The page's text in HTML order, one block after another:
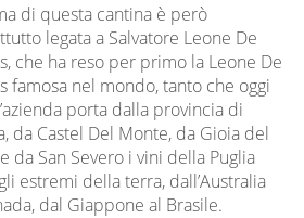
di questa cantina è però
legata a Salvatore Leone De
che ha reso per primo la Leone De
famosa nel mondo, tanto che oggi
porta dalla provincia di
da Castel Del Monte, da Gioia del
da San Severo i vini della Puglia
estremi della terra, dall’Australia
dal Giappone al Brasile.